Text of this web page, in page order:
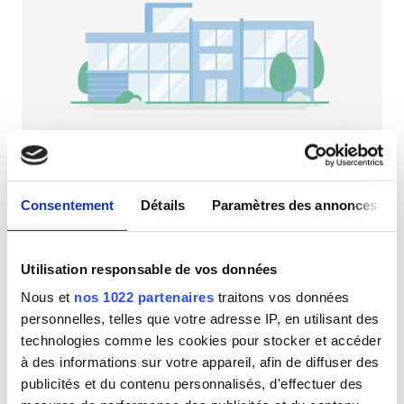
Consentement Détails Paramètres des annonces
Utilisation responsable de vos données
Nous et nos 1022 partenaires traitons vos données
personnelles, telles que votre adresse IP, en utilisant des
technologies comme les cookies pour stocker et accéder
à des informations sur votre appareil, afin de diffuser des
publicités et du contenu personnalisés, d'effectuer des
Patients porteurs du VIH
Patients porteurs de l’hépatite B
Patients porteurs de l’hépatite C
Équipements
Rafraîchissements
Wi-Fi gratuit
Écrans TV
Transfert gratuit
NephroPlus at Sangam General Hospital
Bodeli, Inde
Par traitement
Dialyse HD 79 €
Dialyse HDF 89 €
Réserver